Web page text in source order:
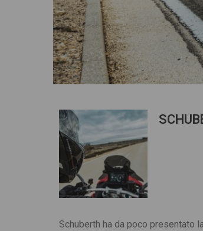
Schuberth ha da poco presentato